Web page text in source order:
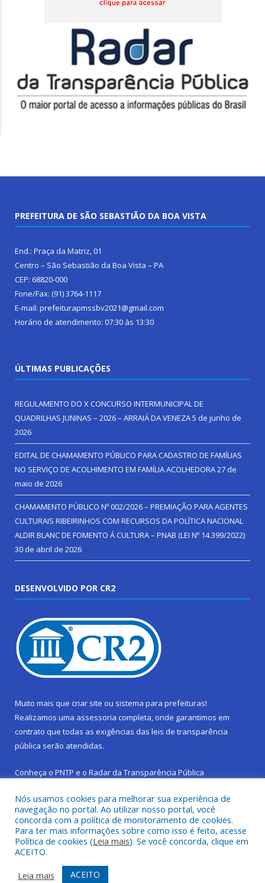
PREFEITURA DE SÃO SEBASTIÃO DA BOA VISTA
End.: Praça da Matriz, 01
Centro – São Sebastião da Boa Vista – PA
CEP: 68820-000
Fone/Fax: (91) 3764-1117
E-mail: prefeiturapmssbv2021@gmail.com
Horário de atendimento: 07:30 às 13:30
ÚLTIMAS PUBLICAÇÕES
REGULAMENTO DO X CONCURSO INTERMUNICIPAL DE
QUADRILHAS JUNINAS – 2026 – ARRAIÁ DA VENEZA5 de junho de
2026
EDITAL DE CHAMAMENTO PÚBLICO PARA CADASTRO DE FAMÍLIAS
NO SERVIÇO DE ACOLHIMENTO EM FAMÍLIA ACOLHEDORA27 de
maio de 2026
CHAMAMENTO PÚBLICO Nº 002/2026 – PREMIAÇÃO PARA AGENTES
CULTURAIS RIBEIRINHOS COM RECURSOS DA POLÍTICA NACIONAL
ALDIR BLANC DE FOMENTO Á CULTURA – PNAB (LEI Nº 14.399/2022)
30 de abril de 2026
DESENVOLVIDO POR CR2
Muito mais que criar site ou sistema para prefeituras!
Realizamos uma assessoria completa, onde garantimos em
contrato que todas as exigências das leis de transparência
pública serão atendidas.
Conheça o PNTP e o Radar da Transparência Pública
Todos os direitos reservados a Prefeitura Municipal de São
Sebastião da Boa Vista.
Frequência Online
Mapa do Site
Nós usamos cookies para melhorar sua experiência de
navegação no portal. Ao utilizar nosso portal, você
concorda com a política de monitoramento de cookies.
Para ter mais informações sobre como isso é feito, acesse
Política de cookies (Leia mais). Se você concorda, clique em
ACEITO.
Leia mais
ACEITO